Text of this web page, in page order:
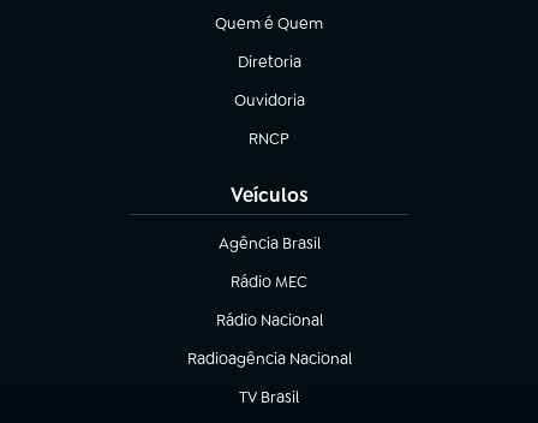
Quem é Quem
(abre em nova aba)
Diretoria
(abre em nova aba)
Ouvidoria
(abre em nova aba)
RNCP
(abre em nova aba)
Veículos
Agência Brasil
(abre em nova aba)
Rádio MEC
(abre em nova aba)
Rádio Nacional
Radioagência Nacional
(abre em nova aba)
TV Brasil
(abre em nova aba)